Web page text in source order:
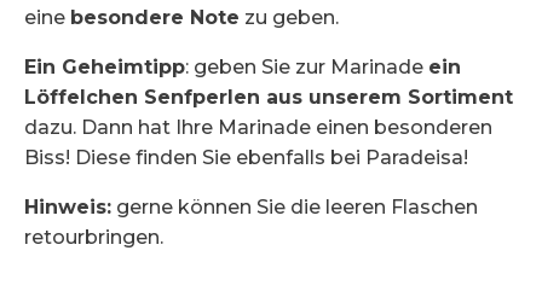
eine besondere Note zu geben.
Ein Geheimtipp: geben Sie zur Marinade ein
Löffelchen Senfperlen aus unserem Sortiment
dazu. Dann hat Ihre Marinade einen besonderen
Biss! Diese finden Sie ebenfalls bei Paradeisa!
Hinweis: gerne können Sie die leeren Flaschen
retourbringen.